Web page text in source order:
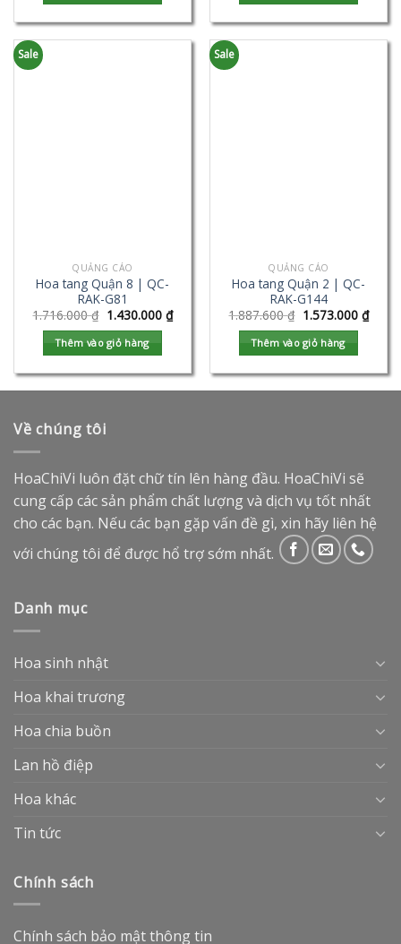
Sale
QUẢNG CÁO
Hoa tang Quận 8 | QC-
RAK-G81
1.716.000₫ 1.430.000 ₫
Thêm vào giỏ hàng
Sale
QUẢNG CÁO
Hoa tang Quận 2 | QC-
RAK-G144
1.887.600₫ 1.573.000 ₫
Thêm vào giỏ hàng
Về chúng tôi
HoaChiVi luôn đặt chữ tín lên hàng đầu. HoaChiVi sẽ
cung cấp các sản phẩm chất lượng và dịch vụ tốt nhất
cho các bạn. Nếu các bạn gặp vấn đề gì, xin hãy liên hệ
với chúng tôi để được hổ trợ sớm nhất.
Danh mục
Hoa sinh nhật
Hoa khai trương
Hoa chia buồn
Lan hồ điệp
Hoa khác
Tin tức
Chính sách
Chính sách bảo mật thông tin